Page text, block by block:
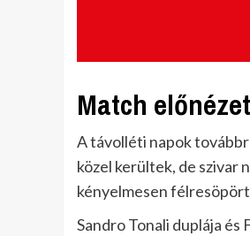
Match előnézet
A távolléti napok
közel kerültek, de szivar
kényelmesen
Sandro Tonali duplája